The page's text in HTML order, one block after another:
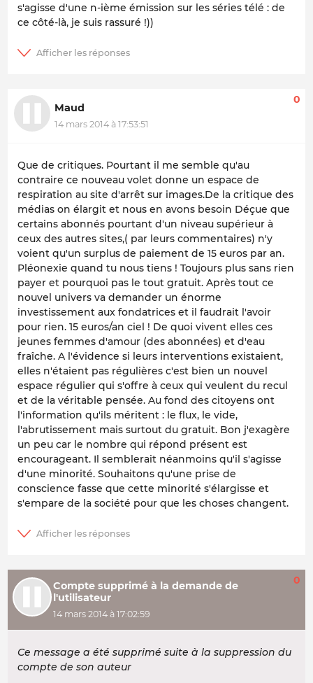
s'agisse d'une n-ième émission sur les séries télé : de
ce côté-là, je suis rassuré !))
Maud
14 mars 2014 à 17:53:51
0
Que de critiques. Pourtant il me semble qu'au
contraire ce nouveau volet donne un espace de
respiration au site d'arrêt sur images.De la critique des
médias on élargit et nous en avons besoin Déçue que
certains abonnés pourtant d'un niveau supérieur à
ceux des autres sites,( par leurs commentaires) n'y
voient qu'un surplus de paiement de 15 euros par an.
Pléonexie quand tu nous tiens ! Toujours plus sans rien
payer et pourquoi pas le tout gratuit. Après tout ce
nouvel univers va demander un énorme
investissement aux fondatrices et il faudrait l'avoir
pour rien. 15 euros/an ciel ! De quoi vivent elles ces
jeunes femmes d'amour (des abonnées) et d'eau
fraîche. A l'évidence si leurs interventions existaient,
elles n'étaient pas régulières c'est bien un nouvel
espace régulier qui s'offre à ceux qui veulent du recul
et de la véritable pensée. Au fond des citoyens ont
l'information qu'ils méritent : le flux, le vide,
l'abrutissement mais surtout du gratuit. Bon j'exagère
un peu car le nombre qui répond présent est
encourageant. Il semblerait néanmoins qu'il s'agisse
d'une minorité. Souhaitons qu'une prise de
conscience fasse que cette minorité s'élargisse et
s'empare de la société pour que les choses changent.
Compte supprimé à la demande de
l'utilisateur
14 mars 2014 à 17:02:59
0
Ce message a été supprimé suite à la suppression du
compte de son auteur